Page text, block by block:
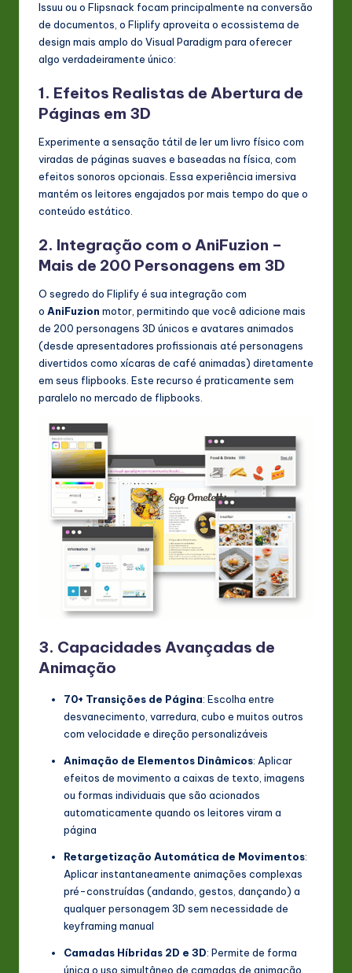
Issuu ou o Flipsnack focam principalmente na conversão
de documentos, o Fliplify aproveita o ecossistema de
design mais amplo do Visual Paradigm para oferecer
algo verdadeiramente único:
1. Efeitos Realistas de Abertura de
Páginas em 3D
Experimente a sensação tátil de ler um livro físico com
viradas de páginas suaves e baseadas na física, com
efeitos sonoros opcionais. Essa experiência imersiva
mantém os leitores engajados por mais tempo do que o
conteúdo estático.
2. Integração com o AniFuzion –
Mais de 200 Personagens em 3D
O segredo do Fliplify é sua integração com
o AniFuzion motor, permitindo que você adicione mais
de 200 personagens 3D únicos e avatares animados
(desde apresentadores profissionais até personagens
divertidos como xícaras de café animadas) diretamente
em seus flipbooks. Este recurso é praticamente sem
paralelo no mercado de flipbooks.
3. Capacidades Avançadas de
Animação
70+ Transições de Página: Escolha entre
desvanecimento, varredura, cubo e muitos outros
com velocidade e direção personalizáveis
Animação de Elementos Dinâmicos: Aplicar
efeitos de movimento a caixas de texto, imagens
ou formas individuais que são acionados
automaticamente quando os leitores viram a
página
Retargetização Automática de Movimentos:
Aplicar instantaneamente animações complexas
pré-construídas (andando, gestos, dançando) a
qualquer personagem 3D sem necessidade de
keyframing manual
Camadas Híbridas 2D e 3D: Permite de forma
única o uso simultâneo de camadas de animação